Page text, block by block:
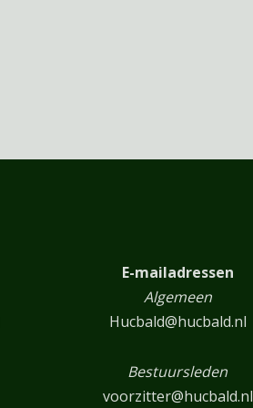
E-mailadressen
Algemeen
Hucbald@hucbald.nl
Bestuursleden
voorzitter@hucbald.nl